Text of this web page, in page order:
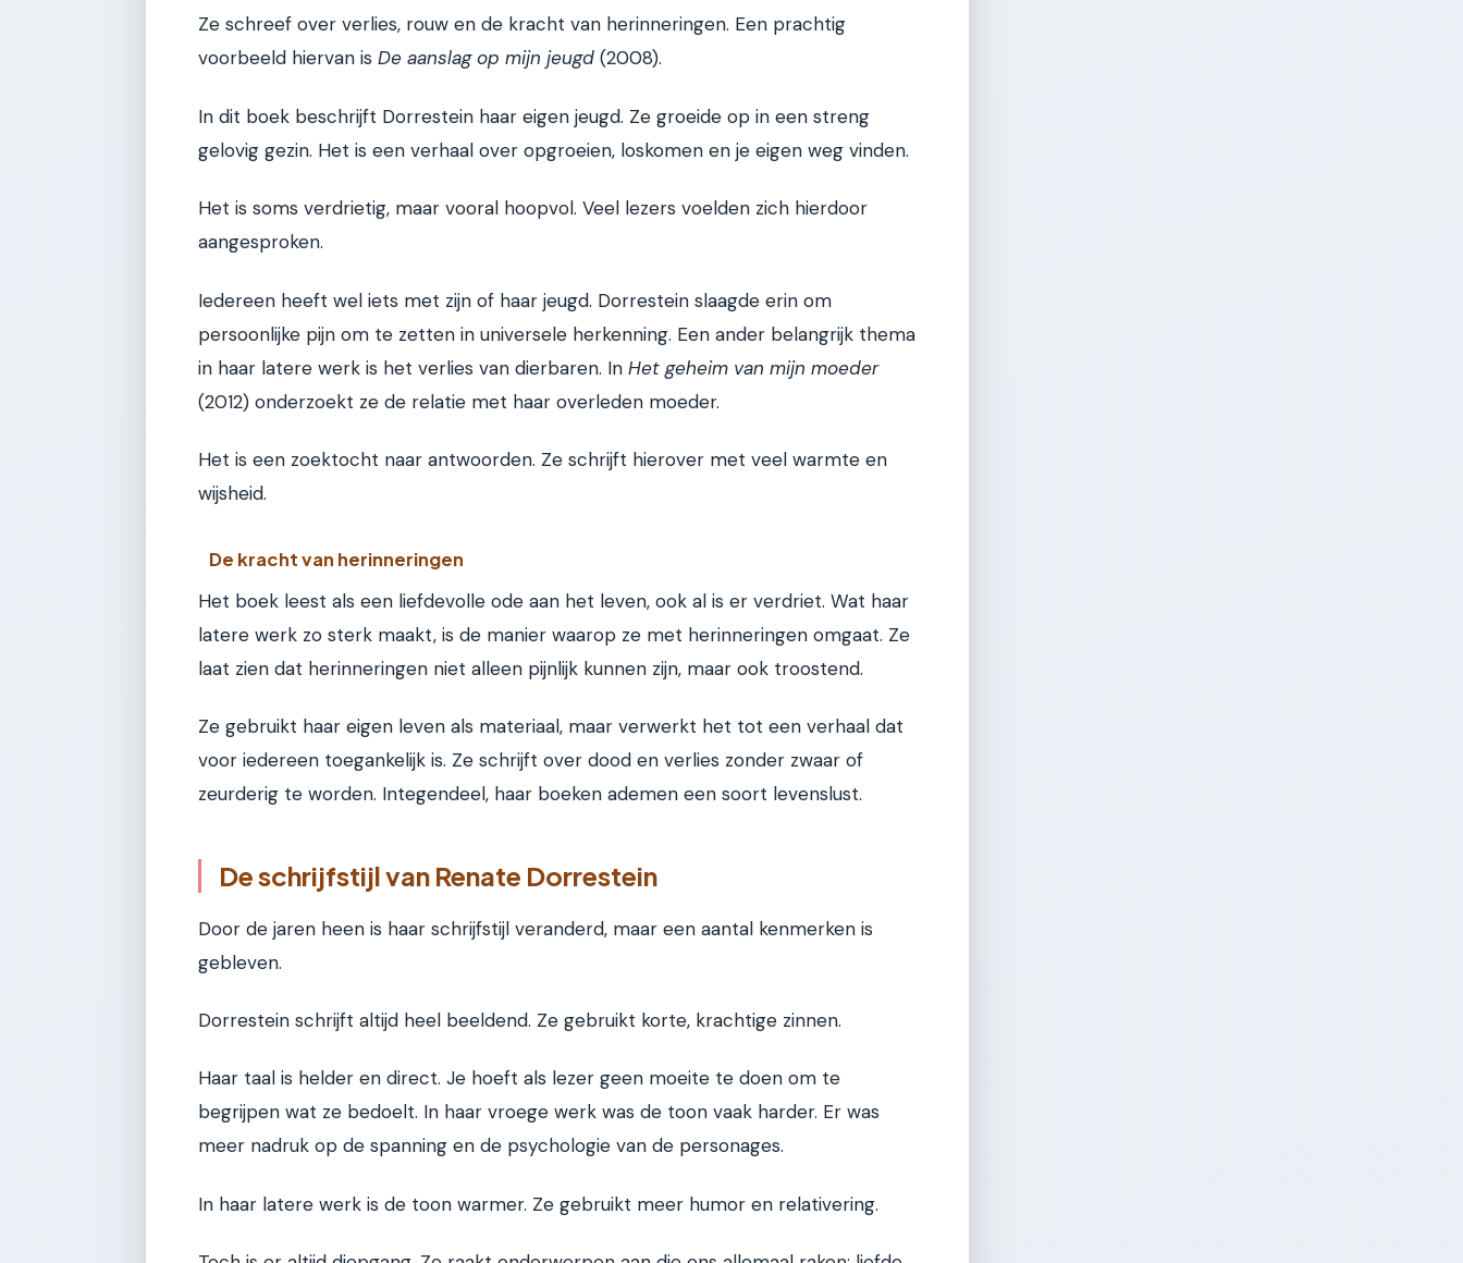
Ze schreef over verlies, rouw en de kracht van herinneringen. Een prachtig
voorbeeld hiervan is De aanslag op mijn jeugd (2008).
In dit boek beschrijft Dorrestein haar eigen jeugd. Ze groeide op in een streng
gelovig gezin. Het is een verhaal over opgroeien, loskomen en je eigen weg vinden.
Het is soms verdrietig, maar vooral hoopvol. Veel lezers voelden zich hierdoor
aangesproken.
Iedereen heeft wel iets met zijn of haar jeugd. Dorrestein slaagde erin om
persoonlijke pijn om te zetten in universele herkenning. Een ander belangrijk thema
in haar latere werk is het verlies van dierbaren. In Het geheim van mijn moeder
(2012) onderzoekt ze de relatie met haar overleden moeder.
Het is een zoektocht naar antwoorden. Ze schrijft hierover met veel warmte en
wijsheid.
De kracht van herinneringen
Het boek leest als een liefdevolle ode aan het leven, ook al is er verdriet. Wat haar
latere werk zo sterk maakt, is de manier waarop ze met herinneringen omgaat. Ze
laat zien dat herinneringen niet alleen pijnlijk kunnen zijn, maar ook troostend.
Ze gebruikt haar eigen leven als materiaal, maar verwerkt het tot een verhaal dat
voor iedereen toegankelijk is. Ze schrijft over dood en verlies zonder zwaar of
zeurderig te worden. Integendeel, haar boeken ademen een soort levenslust.
De schrijfstijl van Renate Dorrestein
Door de jaren heen is haar schrijfstijl veranderd, maar een aantal kenmerken is
gebleven.
Dorrestein schrijft altijd heel beeldend. Ze gebruikt korte, krachtige zinnen.
Haar taal is helder en direct. Je hoeft als lezer geen moeite te doen om te
begrijpen wat ze bedoelt. In haar vroege werk was de toon vaak harder. Er was
meer nadruk op de spanning en de psychologie van de personages.
In haar latere werk is de toon warmer. Ze gebruikt meer humor en relativering.